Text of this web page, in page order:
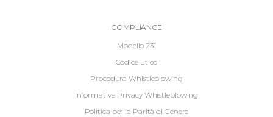
InformativeCOMPLIANCE
Modello 231
Codice Etico
Procedura Whistleblowing
Informativa Privacy Whistleblowing
Politica per la Parità di Genere